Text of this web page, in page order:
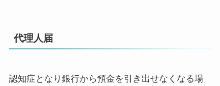
代理人届
認知症となり銀行から預金を引き出せなくなる場